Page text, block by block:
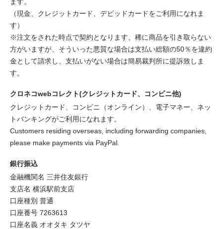
（現金、クレジットカード、デビッドカードをご利用になれま
す）
※注文をされた時点で契約となります、稀に商品を引き取らない
方がいますが、そういった悪質な場合は支払い総額の50％を違約
金として請求し、支払いがない場合は簡易裁判所に提訴致しま
す。
クロネコwebコレクト(クレジットカード、コンビニ他)
クレジットカード、コンビニ（オンライン）、電子マネー、ネッ
トバンキングがご利用になれます。
Customers residing overseas, including forwarding companies,
please make payments via PayPal.
銀行振込
金融機関名 三井住友銀行
支店名 横浜駅前支店
口座種別 普通
口座番号 7263613
口座名義 オオタキ タツヤ